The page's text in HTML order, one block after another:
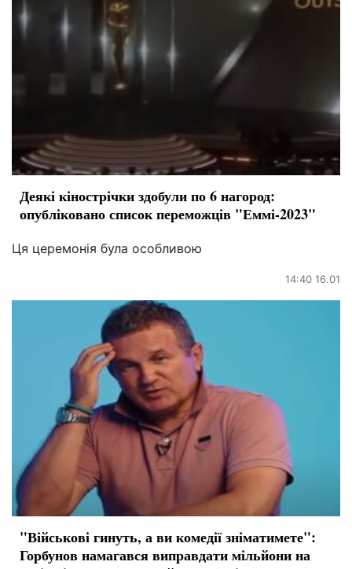
Деякі кінострічки здобули по 6 нагород:
опубліковано список переможців "Еммі-2023"
Ця церемонія була особливою
14:40 16.01
"Військові гинуть, а ви комедії зніматимете":
Горбунов намагався виправдати мільйони на